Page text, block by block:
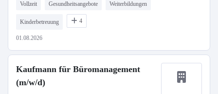
Vollzeit Gesundheitsangebote Weiterbildungen
Kinderbetreuung 4
01.08.2026
Kaufmann für Büromanagement
(m/w/d)